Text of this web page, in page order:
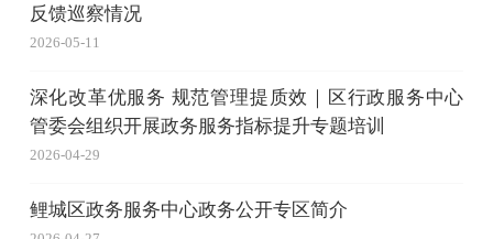
反馈巡察情况
2026-05-11
深化改革优服务 规范管理提质效｜区行政服务中心
管委会组织开展政务服务指标提升专题培训
2026-04-29
鲤城区政务服务中心政务公开专区简介